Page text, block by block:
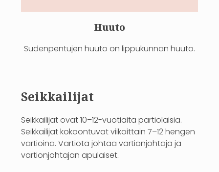
Huuto
Sudenpentujen huuto on lippukunnan huuto.
Seikkailijat
Seikkailijat ovat 10–12-vuotiaita partiolaisia.
Seikkailijat kokoontuvat viikoittain 7–12 hengen
vartioina. Vartiota johtaa vartionjohtaja ja
vartionjohtajan apulaiset.